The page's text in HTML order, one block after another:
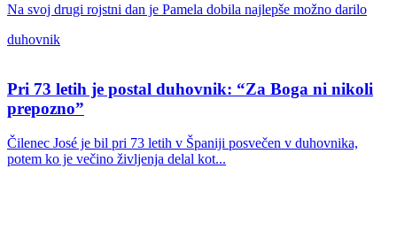
Na svoj drugi rojstni dan je Pamela dobila najlepše možno darilo
duhovnik
Pri 73 letih je postal duhovnik: “Za Boga ni nikoli
prepozno”
Čilenec José je bil pri 73 letih v Španiji posvečen v duhovnika,
potem ko je večino življenja delal kot...